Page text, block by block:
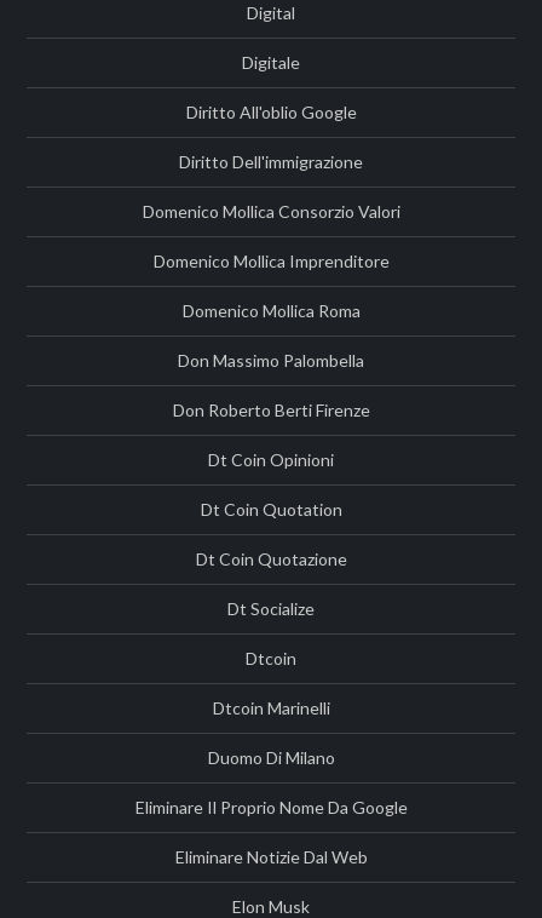
Digital
Digitale
Diritto All'oblio Google
Diritto Dell'immigrazione
Domenico Mollica Consorzio Valori
Domenico Mollica Imprenditore
Domenico Mollica Roma
Don Massimo Palombella
Don Roberto Berti Firenze
Dt Coin Opinioni
Dt Coin Quotation
Dt Coin Quotazione
Dt Socialize
Dtcoin
Dtcoin Marinelli
Duomo Di Milano
Eliminare Il Proprio Nome Da Google
Eliminare Notizie Dal Web
Elon Musk